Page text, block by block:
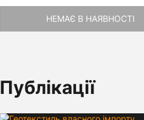
НЕМАЄ В НАЯВНОСТІ
Публікації